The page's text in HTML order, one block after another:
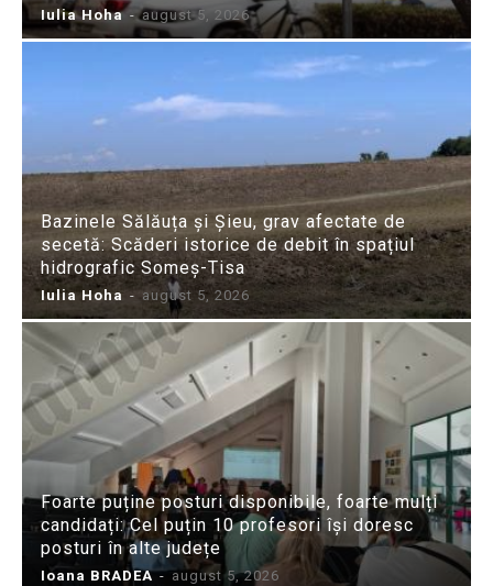
Iulia Hoha - august 5, 2026
Bazinele Sălăuța și Șieu, grav afectate de
secetă: Scăderi istorice de debit în spațiul
hidrografic Someș-Tisa
Iulia Hoha - august 5, 2026
Foarte puține posturi disponibile, foarte mulți
candidați: Cel puțin 10 profesori își doresc
posturi în alte județe
Ioana BRADEA - august 5, 2026